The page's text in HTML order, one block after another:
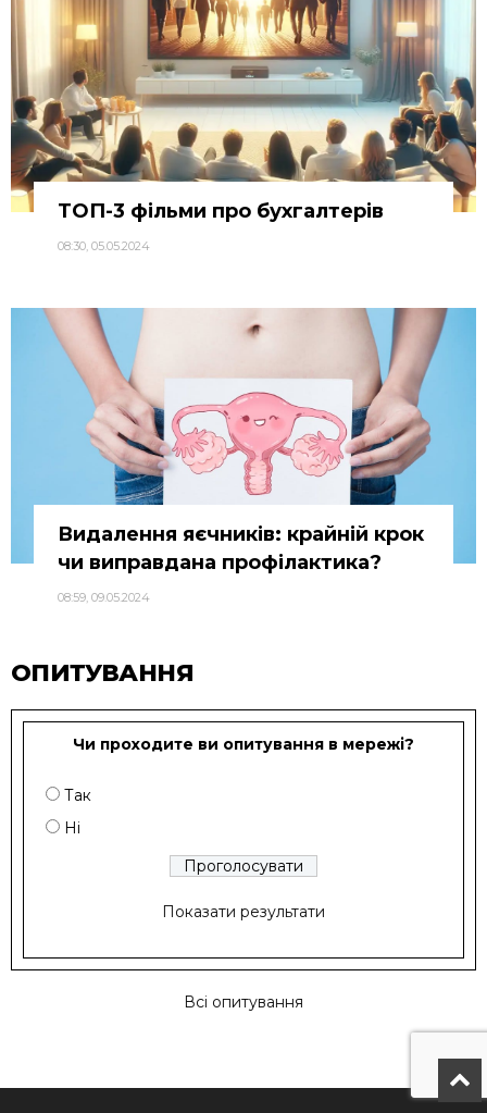
ТОП-3 фільми про бухгалтерів
08:30, 05.05.2024
Видалення яєчників: крайній крок
чи виправдана профілактика?
08:59, 09.05.2024
ОПИТУВАННЯ
Чи проходите ви опитування в мережі?
Так
Ні
Показати результати
Всі опитування